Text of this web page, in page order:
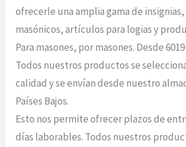
ofrecerle una amplia gama de insignias,
masónicos, artículos para logias y
Para masones, por masones. Desde 6019
Todos nuestros productos se
calidad y se envían desde nuestro
Países Bajos.
Esto nos permite ofrecer plazos de
días laborables. Todos nuestros